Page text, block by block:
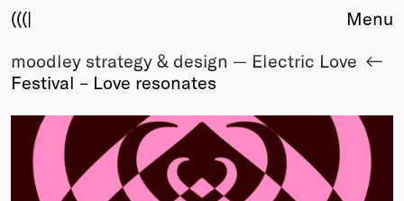
(((|
About
Club
Sponsors
Fair Work
TBD
Menu
moodley strategy & design — Electric Love
Festival – Love resonates